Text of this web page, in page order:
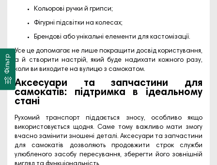
Фільтр
Кольорові ручки й грипси;
Фігурні підсвітки на колесах;
Брендові або унікальні елементи для кастомізації.
Усе це допомагає не лише покращити досвід користування,
а й створити настрій, який буде надихати кожного разу,
коли ви виходите на вулицю з самокатом.
Аксесуари та запчастини для
самокатів: підтримка в ідеальному
стані
Рухомий транспорт піддається зносу, особливо якщо
використовується щодня. Саме тому важливо мати змогу
вчасно замінити зношені деталі. Аксесуари та запчастини
для самокатів дозволяють продовжити строк служби
улюбленого засобу пересування, зберегти його зовнішній